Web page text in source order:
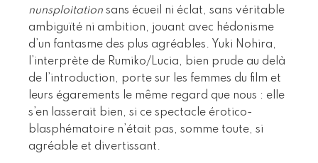
nunsploitation sans écueil ni éclat, sans véritable
ambiguïté ni ambition, jouant avec hédonisme
d’un fantasme des plus agréables. Yuki Nohira,
l’interprète de Rumiko/Lucia, bien prude au delà
de l’introduction, porte sur les femmes du film et
leurs égarements le même regard que nous : elle
s’en lasserait bien, si ce spectacle érotico-
blasphématoire n’était pas, somme toute, si
agréable et divertissant.